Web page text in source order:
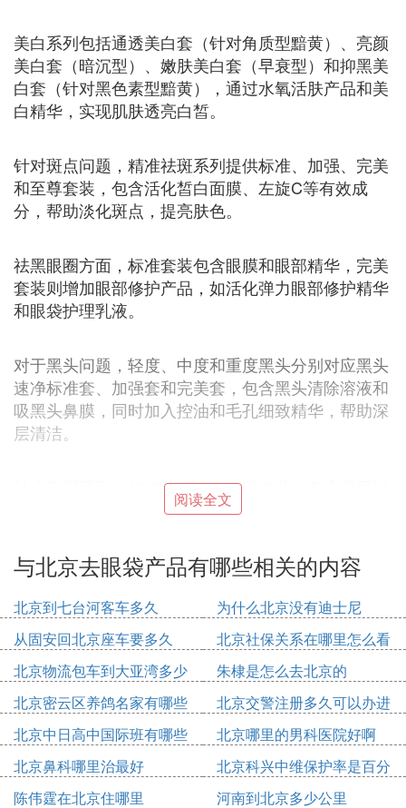
美白系列包括通透美白套（针对角质型黯黄）、亮颜
美白套（暗沉型）、嫩肤美白套（早衰型）和抑黑美
白套（针对黑色素型黯黄），通过水氧活肤产品和美
白精华，实现肌肤透亮白皙。
针对斑点问题，精准祛斑系列提供标准、加强、完美
和至尊套装，包含活化皙白面膜、左旋C等有效成
分，帮助淡化斑点，提亮肤色。
祛黑眼圈方面，标准套装包含眼膜和眼部精华，完美
套装则增加眼部修护产品，如活化弹力眼部修护精华
和眼袋护理乳液。
对于黑头问题，轻度、中度和重度黑头分别对应黑头
速净标准套、加强套和完美套，包含黑头清除溶液和
吸黑头鼻膜，同时加入控油和毛孔细致精华，帮助深
层清洁。
补水保湿系列，如玻尿酸补水标准套装，包含深层滋
养面膜、玻尿酸原液和滋润乳液，确保肌肤水润饱
(1)北京去眼袋产品有哪些扩展阅读
百莲凯是最早在中国美容化妆品市场导入连锁经营的
企业之一。企业分别于北京、广州、上海三地设有分
支机构，一并建立起了独立的科研、生产及人才培训
基地，汇集了国内外众多顶尖的科研、管理、营销及
教育人才，引进了先进的美容技术、设备及经营理念
等，从而形成了完善的现代企业体系，具备了强大的
综合实力。
阅读全文
与北京去眼袋产品有哪些相关的内容
北京到七台河客车多久
为什么北京没有迪士尼
从固安回北京座车要多久
北京社保关系在哪里怎么看
北京物流包车到大亚湾多少
钱
朱棣是怎么去北京的
北京密云区养鸽名家有哪些
人
北京交警注册多久可以办进
京证
北京中日高中国际班有哪些
北京哪里的男科医院好啊
北京鼻科哪里治最好
北京科兴中维保护率是百分
之多少
陈伟霆在北京住哪里 河南到北京多少公里